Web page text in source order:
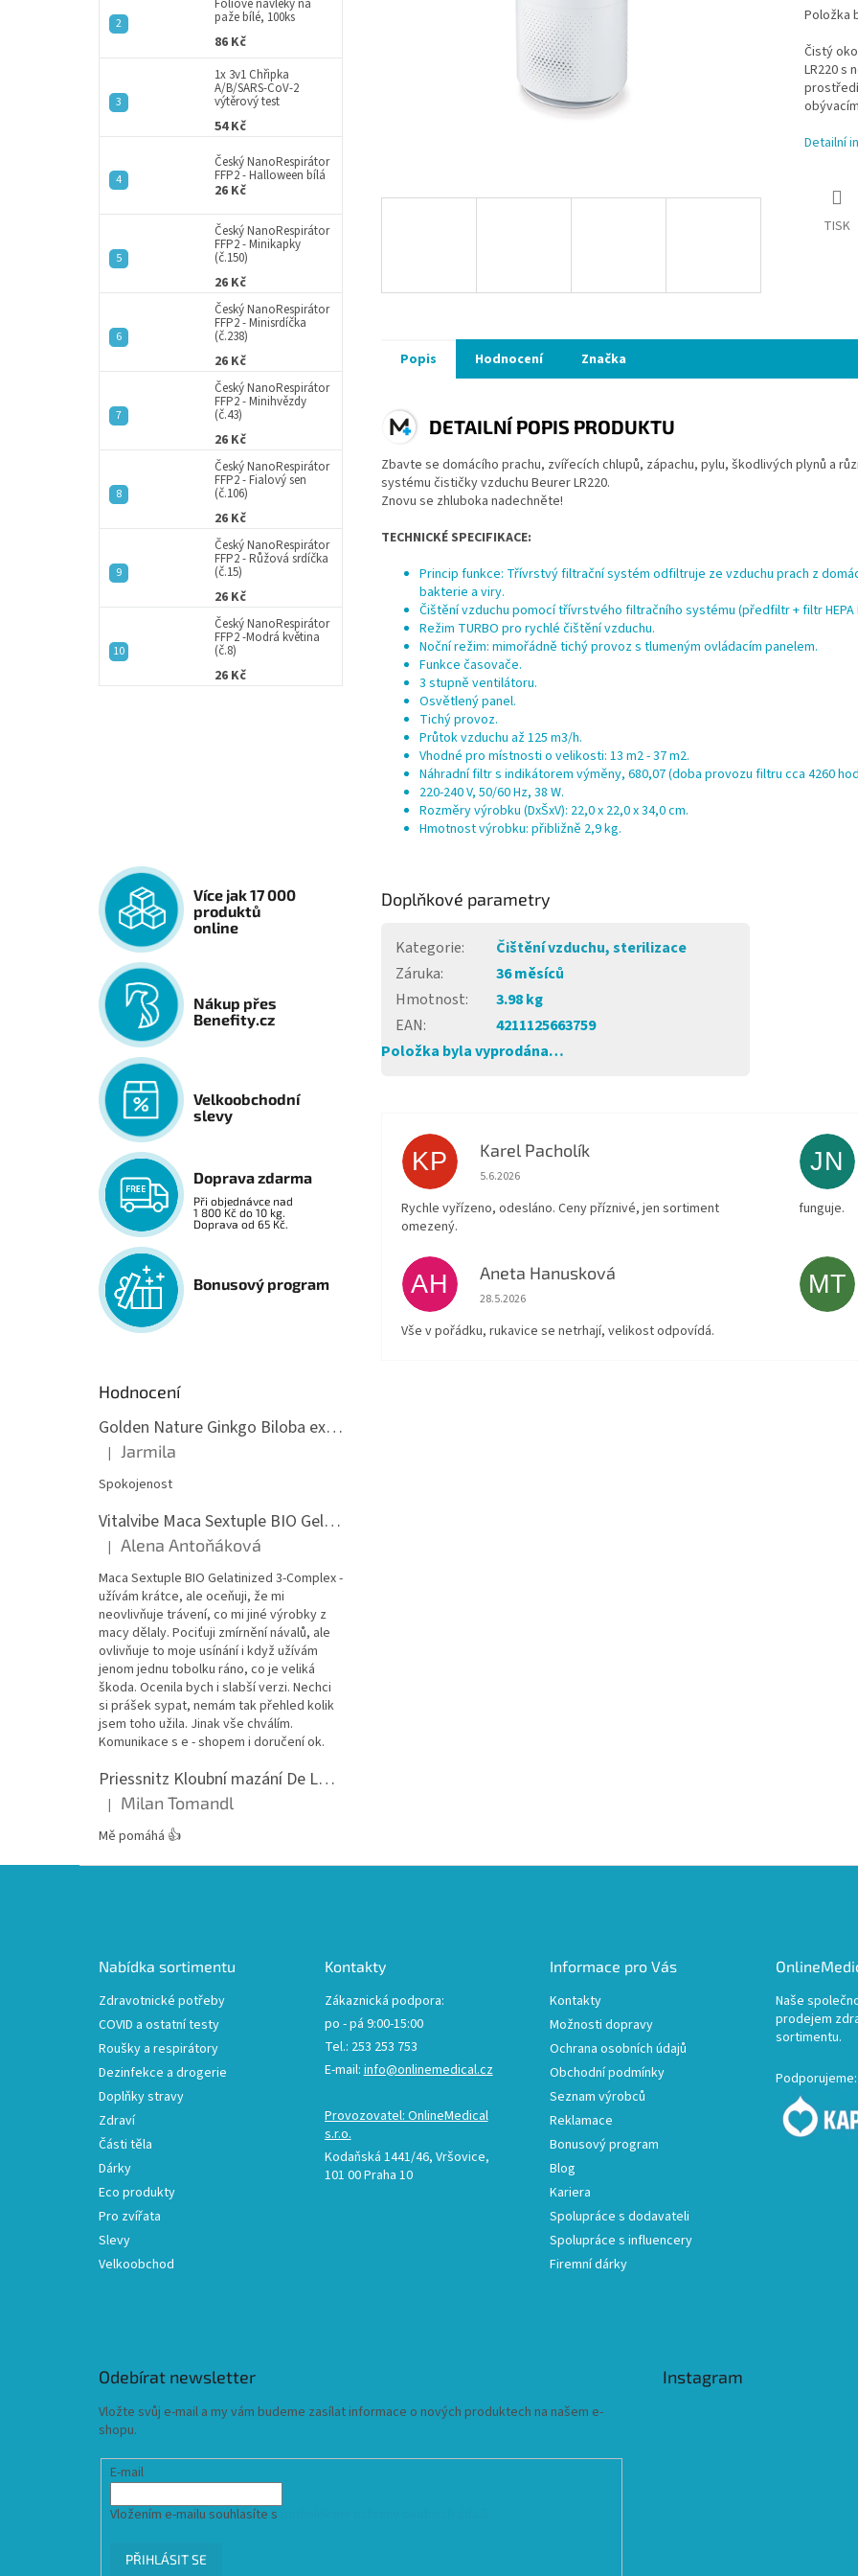
paže bílé, 100ks
86 Kč
1x 3v1 Chřipka
A/B/SARS-CoV-2
výtěrový test
54 Kč
Český NanoRespirátor
FFP2 - Halloween bílá
26 Kč
Český NanoRespirátor
FFP2 - Minikapky
(č.150)
26 Kč
Český NanoRespirátor
FFP2 - Minisrdíčka
(č.238)
26 Kč
Český NanoRespirátor
FFP2 - Minihvězdy
(č.43)
26 Kč
Český NanoRespirátor
FFP2 - Fialový sen
(č.106)
26 Kč
Český NanoRespirátor
FFP2 - Růžová srdíčka
(č.15)
26 Kč
Český NanoRespirátor
FFP2 -Modrá květina
(č.8)
26 Kč
Více jak 17 000
produktů
online
Nákup přes
Benefity.cz
Velkoobchodní
slevy
Doprava zdarma
Při objednávce nad
1 800 Kč do 10 kg.
Doprava od 65 Kč.
Bonusový program
Hodnocení
Golden Nature Ginkgo Biloba extrakt 50:1 60mg, 100 kapslí
Hodnocení produktu je 5 z 5 hvězdiček.
| Jarmila
Spokojenost
Vitalvibe Maca Sextuple BIO Gelatinized 3-Complex, 60 kapslí
Hodnocení produktu je 5 z 5 hvězdiček.
| Alena Antoňáková
Maca Sextuple BIO Gelatinized 3-Complex -
užívám krátce, ale oceňuji, že mi
neovlivňuje trávení, co mi jiné výrobky z
macy dělaly. Pociťuji zmírnění návalů, ale
ovlivňuje to moje usínání i když užívám
jenom jednu tobolku ráno, co je veliká
škoda. Ocenila bych i slabší verzi. Nechci
si prášek sypat, nemám tak přehled kolik
jsem toho užila. Jinak vše chválím.
Komunikace s e - shopem i doručení ok.
Priessnitz Kloubní mazání De Luxe, 200ml
Hodnocení produktu je 5 z 5 hvězdiček.
| Milan Tomandl
Mě pomáhá 👍
Položka
Čistý
LR220 s
Detailní
TISK
Popis Hodnocení Značka
DETAILNÍ POPIS PRODUKTU
Zbavte se domácího prachu, zvířecích chlupů, zápachu, pylu, škodlivých plynů a
systému čističky vzduchu Beurer LR220.
Znovu se zhluboka nadechněte!
TECHNICKÉ SPECIFIKACE:
Princip funkce: Třívrstvý filtrační systém odfiltruje ze vzduchu prach z
bakterie a viry.
Čištění vzduchu pomocí třívrstvého filtračního systému (předfiltr + filtr
Režim TURBO pro rychlé čištění vzduchu.
Noční režim: mimořádně tichý provoz s tlumeným ovládacím panelem.
Funkce časovače.
3 stupně ventilátoru.
Osvětlený panel.
Tichý provoz.
Průtok vzduchu až 125 m3/h.
Vhodné pro místnosti o velikosti: 13 m2 - 37 m2.
Náhradní filtr s indikátorem výměny, 680,07 (doba provozu filtru cca 4260
220-240 V, 50/60 Hz, 38 W.
Rozměry výrobku (DxŠxV): 22,0 x 22,0 x 34,0 cm.
Hmotnost výrobku: přibližně 2,9 kg.
Doplňkové parametry
Kategorie:
Čištění vzduchu, sterilizace
Záruka:
36 měsíců
Hmotnost:
3.98 kg
EAN:
4211125663759
Položka byla vyprodána…
KP Karel Pacholík
Hodnocení obchodu je 4 z 5 hvězdiček.
5.6.2026
Rychle vyřízeno, odesláno. Ceny příznivé, jen sortiment
omezený.
JN
funguje.
AH Aneta Hanusková
Hodnocení obchodu je 5 z 5 hvězdiček.
28.5.2026
Vše v pořádku, rukavice se netrhají, velikost odpovídá.
MT
Nabídka sortimentu
Zdravotnické potřeby
COVID a ostatní testy
Roušky a respirátory
Dezinfekce a drogerie
Doplňky stravy
Zdraví
Části těla
Dárky
Eco produkty
Pro zvířata
Slevy
Velkoobchod
Kontakty
Zákaznická podpora:
po - pá 9:00-15:00
Tel.: 253 253 753
E-mail: info@onlinemedical.cz
Provozovatel: OnlineMedical
s.r.o.
Kodaňská 1441/46, Vršovice,
101 00 Praha 10
Informace pro Vás
Kontakty
Možnosti dopravy
Ochrana osobních údajů
Obchodní podmínky
Seznam výrobců
Reklamace
Bonusový program
Blog
Kariera
Spolupráce s dodavateli
Spolupráce s influencery
Firemní dárky
Naše
prodejem
sortimentu.
Podporujeme:
Odebírat newsletter
Vložte svůj e-mail a my vám budeme zasílat informace o nových produktech na našem e-
shopu.
E-mail
Vložením e-mailu souhlasíte s
PŘIHLÁSIT SE
Instagram